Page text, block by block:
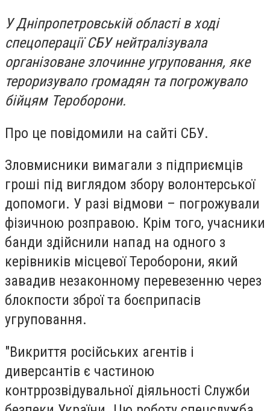
У Дніпропетровській області в ході
спецоперації СБУ нейтралізувала
організоване злочинне угруповання, яке
тероризувало громадян та погрожувало
бійцям Тероборони.
Про це повідомили на сайті СБУ.
Зловмисники вимагали з підприємців
гроші під виглядом збору волонтерської
допомоги. У разі відмови – погрожували
фізичною розправою. Крім того, учасники
банди здійснили напад на одного з
керівників місцевої Тероборони, який
завадив незаконному перевезенню через
блокпости зброї та боєприпасів
угруповання.
"Викриття російських агентів і
диверсантів є частиною
контррозвідувальної діяльності Служби